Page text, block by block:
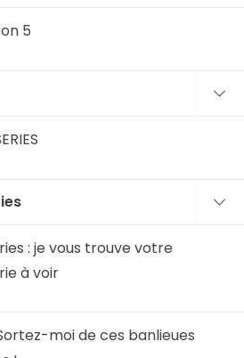
5
: je vous trouve votre
à voir
moi de ces banlieues